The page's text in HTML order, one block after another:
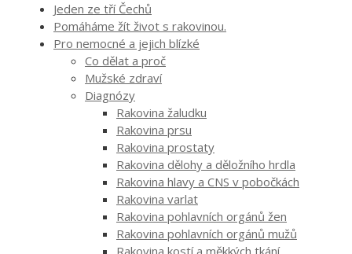
Jeden ze tří Čechů
Pomáháme žít život s rakovinou.
Pro nemocné a jejich blízké
Co dělat a proč
Mužské zdraví
Diagnózy
Rakovina žaludku
Rakovina prsu
Rakovina prostaty
Rakovina dělohy a děložního hrdla
Rakovina hlavy a CNS v pobočkách
Rakovina varlat
Rakovina pohlavních orgánů žen
Rakovina pohlavních orgánů mužů